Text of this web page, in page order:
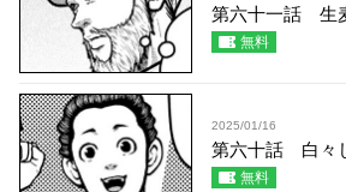
第六十一話 生
無料
2025/01/16
第六十話 白々
無料